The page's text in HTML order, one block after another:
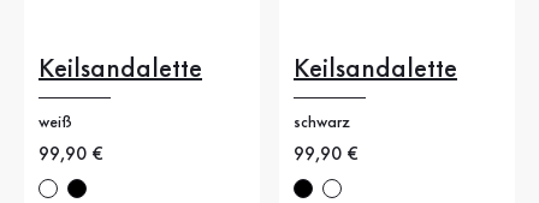
Keilsandalette
weiß
Neuer Preis
99,90 €
Keilsandalette
schwarz
Neuer Preis
99,90 €